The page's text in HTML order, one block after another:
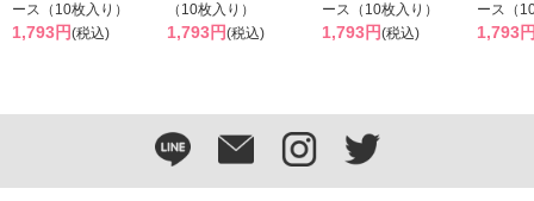
ース（10枚入り）
1,793円(税込)
（10枚入り）
1,793円(税込)
ース（10枚入り）
1,793円(税込)
ース（
1,793